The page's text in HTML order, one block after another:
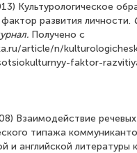
Культурологическое
развития личности.
Получено с
article/n/
faktor-
Взаимодействие речевых
типажа
и английской литературы